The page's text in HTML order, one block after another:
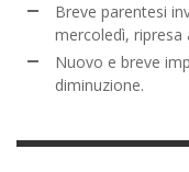
Breve parentesi
mercoledì, ripresa
Nuovo e breve
diminuzione.